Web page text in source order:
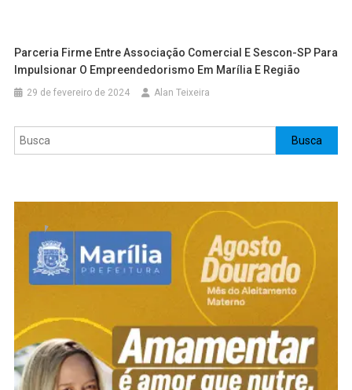
Parceria Firme Entre Associação Comercial E Sescon-SP Para
Impulsionar O Empreendedorismo Em Marília E Região
29 de fevereiro de 2024 Alan Teixeira
Pesquisar Busca